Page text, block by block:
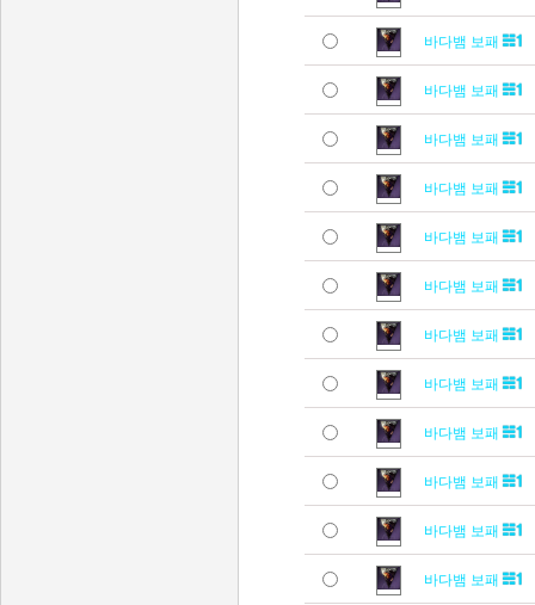
바다뱀 보패
바다뱀 보패
바다뱀 보패
바다뱀 보패
바다뱀 보패
바다뱀 보패
바다뱀 보패
바다뱀 보패
바다뱀 보패
바다뱀 보패
바다뱀 보패
바다뱀 보패